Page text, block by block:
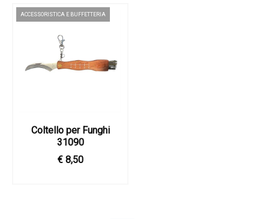
ACCESSORISTICA E BUFFETTERIA
Coltello per Funghi
31090
€ 8,50